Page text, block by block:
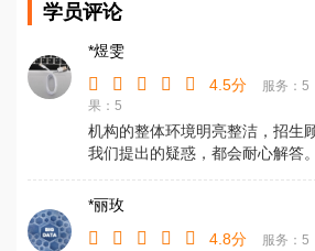
学员评论
*煜雯
4.5分
服务：5
果：5
机构的整体环境明亮整洁，招生
我们提出的疑惑，都会耐心解答。
*丽玫
4.8分
服务：5